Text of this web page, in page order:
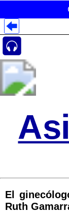
El
Ruth
Despliegues
Despliegues